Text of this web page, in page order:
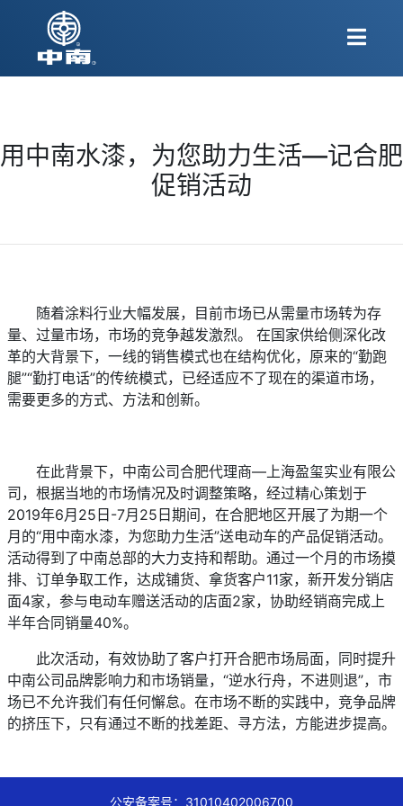
用中南水漆，为您助力生活—记合肥
促销活动
随着涂料行业大幅发展，目前市场已从需量市场转为存
量、过量市场，市场的竞争越发激烈。 在国家供给侧深化改
革的大背景下，一线的销售模式也在结构优化，原来的“勤跑
腿”“勤打电话”的传统模式，已经适应不了现在的渠道市场，
需要更多的方式、方法和创新。
在此背景下，中南公司合肥代理商—上海盈玺实业有限公
司，根据当地的市场情况及时调整策略，经过精心策划于
2019年6月25日-7月25日期间，在合肥地区开展了为期一个
月的“用中南水漆，为您助力生活”送电动车的产品促销活动。
活动得到了中南总部的大力支持和帮助。通过一个月的市场摸
排、订单争取工作，达成铺货、拿货客户11家，新开发分销店
面4家，参与电动车赠送活动的店面2家，协助经销商完成上
半年合同销量40%。
此次活动，有效协助了客户打开合肥市场局面，同时提升
中南公司品牌影响力和市场销量，“逆水行舟，不进则退”，市
场已不允许我们有任何懈怠。在市场不断的实践中，竞争品牌
的挤压下，只有通过不断的找差距、寻方法，方能进步提高。
公安备案号：31010402006700